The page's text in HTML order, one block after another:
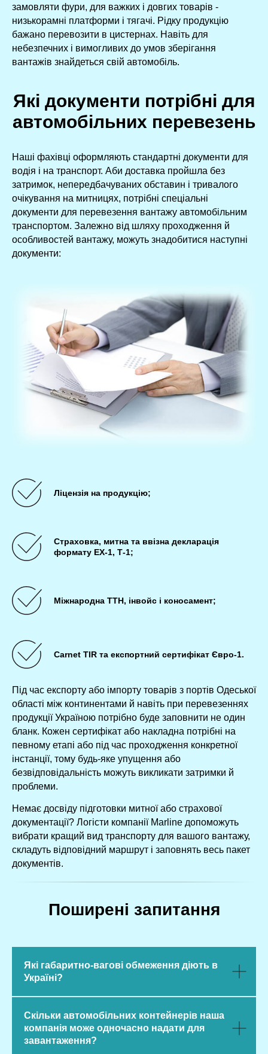
замовляти фури, для важких і довгих товарів -
низькорамні платформи і тягачі. Рідку продукцію
бажано перевозити в цистернах. Навіть для
небезпечних і вимогливих до умов зберігання
вантажів знайдеться свій автомобіль.
Які документи потрібні для
автомобільних перевезень
Наші фахівці оформляють стандартні документи для
водія і на транспорт. Аби доставка пройшла без
затримок, непередбачуваних обставин і тривалого
очікування на митницях, потрібні спеціальні
документи для перевезення вантажу автомобільним
транспортом. Залежно від шляху проходження й
особливостей вантажу, можуть знадобитися наступні
документи:
Ліцензія на продукцію;
Страховка, митна та ввізна декларація
формату ЕХ-1, Т-1;
Міжнародна ТТН, інвойс і коносамент;
Carnet TIR та експортний сертифікат Євро-1.
Під час експорту або імпорту товарів з портів Одеської
області між континентами й навіть при перевезеннях
продукції Україною потрібно буде заповнити не один
бланк. Кожен сертифікат або накладна потрібні на
певному етапі або під час проходження конкретної
інстанції, тому будь-яке упущення або
безвідповідальність можуть викликати затримки й
проблеми.
Немає досвіду підготовки митної або страхової
документації? Логісти компанії Marline допоможуть
вибрати кращий вид транспорту для вашого вантажу,
складуть відповідний маршрут і заповнять весь пакет
документів.
Поширені запитання
Які габаритно-вагові обмеження діють в
Україні?
Скільки автомобільних контейнерів наша
компанія може одночасно надати для
завантаження?